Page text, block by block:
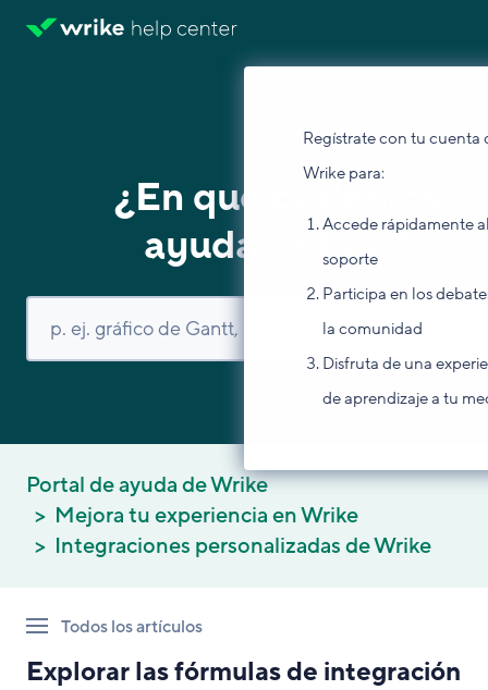
Regístrate con tu cuenta
Wrike para:
Accede rápidamente
soporte
Participa en los
la comunidad
Disfruta de una
de aprendizaje a tu
¿En qué podemos
ayudarte hoy?
Portal de ayuda de Wrike
Mejora tu experiencia en Wrike
Integraciones personalizadas de Wrike
Todos los artículos
Explorar las fórmulas de integración